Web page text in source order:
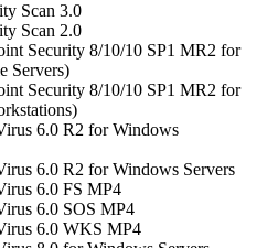
Scan 3.0
Scan 2.0
Security 8/10/10 SP1 MR2 for
Servers)
Security 8/10/10 SP1 MR2 for
6.0 R2 for Windows
6.0 R2 for Windows Servers
6.0 FS MP4
6.0 SOS MP4
6.0 WKS MP4